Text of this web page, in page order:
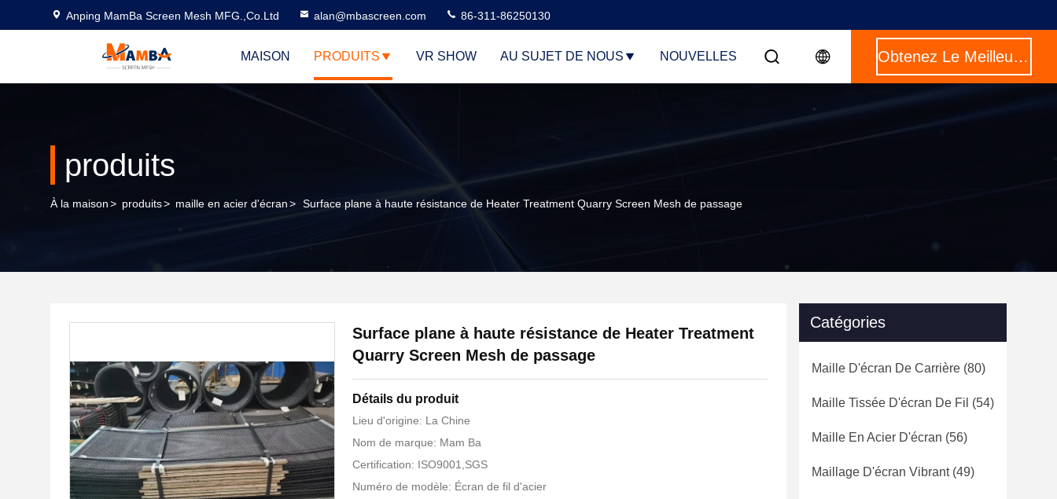
Anping MamBa Screen Mesh MFG.,Co.Ltd alan@mbascreen.com 86-311-86250130
MAISON PRODUITS VR SHOW AU SUJET DE NOUS NOUVELLES Obtenez Le Meilleur Prix
produits
À la maison> produits> maille en acier d'écran> Surface plane à haute résistance de Heater Treatment Quarry Screen Mesh de passage
Surface plane à haute résistance de Heater Treatment
Quarry Screen Mesh de passage
Détails du produit
Lieu d'origine: La Chine
Nom de marque: Mam Ba
Certification: ISO9001,SGS
Numéro de modèle: Écran de fil d'acier
Catégories
Maille D'écran De Carrière (80)
Maille Tissée D'écran De Fil (54)
Maille En Acier D'écran (56)
Maillage D'écran Vibrant(49)